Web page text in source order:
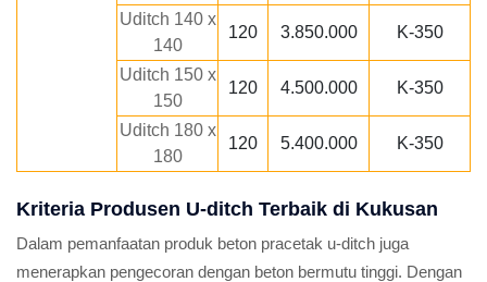
Uditch 140 x
140
120 3.850.000 K-350
Uditch 150 x
150
120 4.500.000 K-350
Uditch 180 x
180
120 5.400.000 K-350
Kriteria Produsen U-ditch Terbaik di Kukusan
Dalam pemanfaatan produk beton pracetak u-ditch juga
menerapkan pengecoran dengan beton bermutu tinggi. Dengan